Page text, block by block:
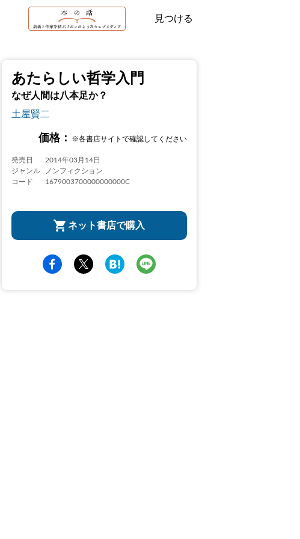
見つける
あたらしい哲学入門
なぜ人間は八本足か？
土屋賢二
価格： ※各書店サイトで確認してください
発売日
2014年03月14日
ジャンル
ノンフィクション
コード
1679003700000000000C
ネット書店で購入